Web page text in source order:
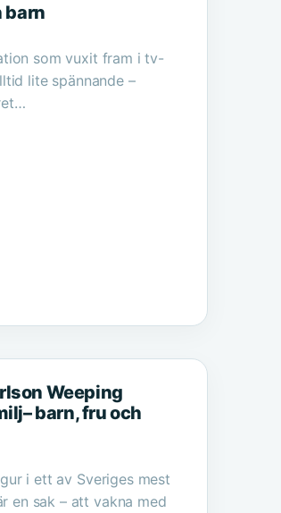
barn
som vuxit fram i tv-
lite spännande –
Weeping
barn, fru och
i ett av Sveriges mest
en sak – att vakna med